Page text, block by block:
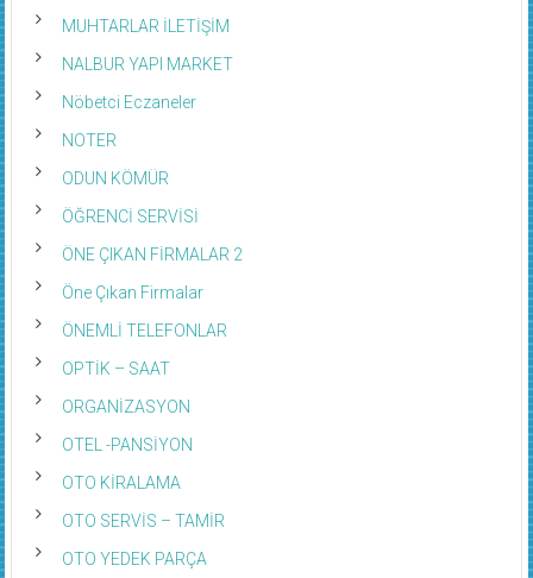
MUHTARLAR İLETİŞİM
NALBUR YAPI MARKET
Nöbetci Eczaneler
NOTER
ODUN KÖMÜR
ÖĞRENCİ SERVİSİ
ÖNE ÇIKAN FİRMALAR 2
Öne Çıkan Firmalar
ÖNEMLİ TELEFONLAR
OPTİK – SAAT
ORGANİZASYON
OTEL -PANSİYON
OTO KİRALAMA
OTO SERVİS – TAMİR
OTO YEDEK PARÇA